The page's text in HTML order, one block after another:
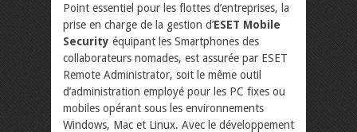
Point essentiel pour les flottes d’entreprises, la
prise en charge de la gestion d’ESET Mobile
Security équipant les Smartphones des
collaborateurs nomades, est assurée par ESET
Remote Administrator, soit le même outil
d’administration employé pour les PC fixes ou
mobiles opérant sous les environnements
Windows, Mac et Linux. Avec le développement